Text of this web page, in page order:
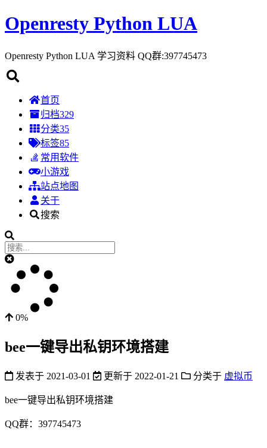
Openresty Python LUA
Openresty Python LUA 学习资料 QQ群:397745473
首页
归档329
分类35
标签85
常用软件
小游戏
站点地图
关于
搜索
0%
bee一键导出私钥环境搭建
发表于 2021-03-01 更新于 2022-01-21 分类于 虚拟币
bee一键导出私钥环境搭建
QQ群：397745473